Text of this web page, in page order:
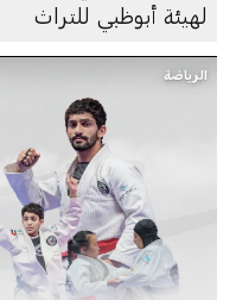
لهيئة أبوظبي للتراث
الرياضة